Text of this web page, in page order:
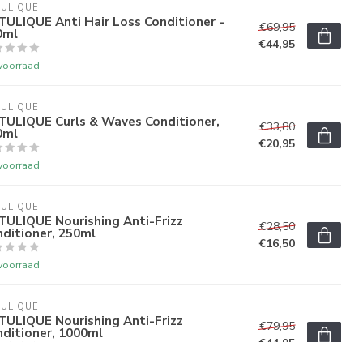
Anti Hair Loss Conditioner -
€69,95
€44,95
Curls & Waves Conditioner,
€33,80
€20,95
Nourishing Anti-Frizz
250ml
€28,50
€16,50
Nourishing Anti-Frizz
1000ml
€79,95